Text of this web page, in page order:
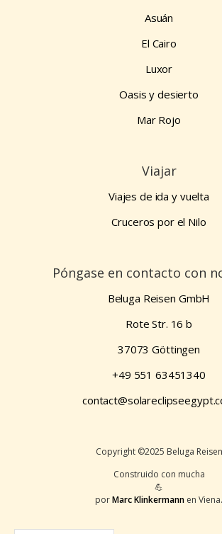
Asuán
El Cairo
Luxor
Oasis y desierto
Mar Rojo
Viajar
Viajes de ida y vuelta
Cruceros por el Nilo
Póngase en contacto con
Beluga Reisen GmbH
Rote Str. 16 b
37073 Göttingen
+49 551 63451340
Copyright ©2025 Beluga Reisen
Construido con mucha
💪
porMarc Klinkermann en Viena.